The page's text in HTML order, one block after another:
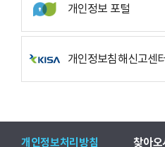
개인정보 포털
개인정보침해신고센터
개인정보처리방침 찾아오